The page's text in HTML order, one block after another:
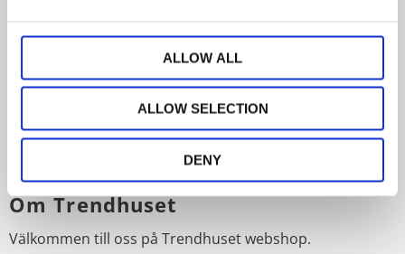
ALLOW ALL
ALLOW SELECTION
DENY
Nyhetsbrev
PRENUMERERA
Dina personuppgifter behandlas i enlighet med vår
Om Trendhuset
Välkommen till oss på Trendhuset webshop.